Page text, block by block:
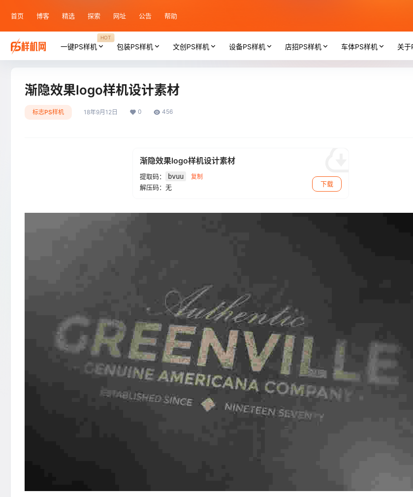
首页 博客 精选 探索 网址 公告 帮助
一键PS样机
HOT
包装PS样机 文创PS样机 设备PS样机 店招PS样机 车体PS样机 关于
渐隐效果logo样机设计素材
标志PS样机 18年9月12日 0 456
渐隐效果logo样机设计素材
提取码： bvuu 复制
解压码：无 下载